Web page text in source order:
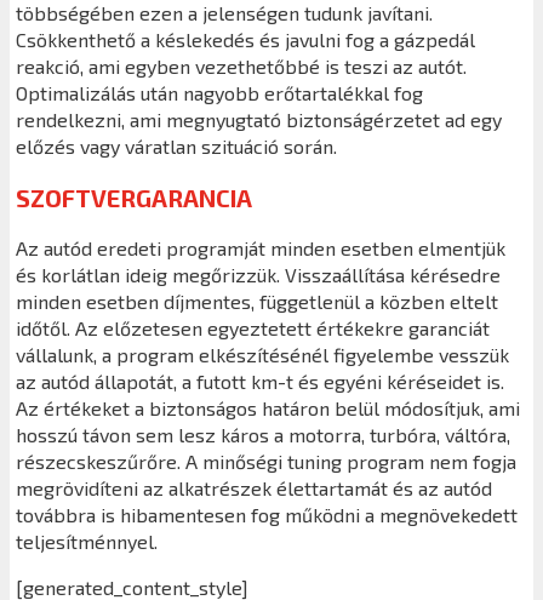
többségében ezen a jelenségen tudunk javítani.
Csökkenthető a késlekedés és javulni fog a gázpedál
reakció, ami egyben vezethetőbbé is teszi az autót.
Optimalizálás után nagyobb erőtartalékkal fog
rendelkezni, ami megnyugtató biztonságérzetet ad egy
előzés vagy váratlan szituáció során.
SZOFTVERGARANCIA
Az autód eredeti programját minden esetben elmentjük
és korlátlan ideig megőrizzük. Visszaállítása kérésedre
minden esetben díjmentes, függetlenül a közben eltelt
időtől. Az előzetesen egyeztetett értékekre garanciát
vállalunk, a program elkészítésénél figyelembe vesszük
az autód állapotát, a futott km-t és egyéni kéréseidet is.
Az értékeket a biztonságos határon belül módosítjuk, ami
hosszú távon sem lesz káros a motorra, turbóra, váltóra,
részecskeszűrőre. A minőségi tuning program nem fogja
megrövidíteni az alkatrészek élettartamát és az autód
továbbra is hibamentesen fog működni a megnövekedett
teljesítménnyel.
[generated_content_style]